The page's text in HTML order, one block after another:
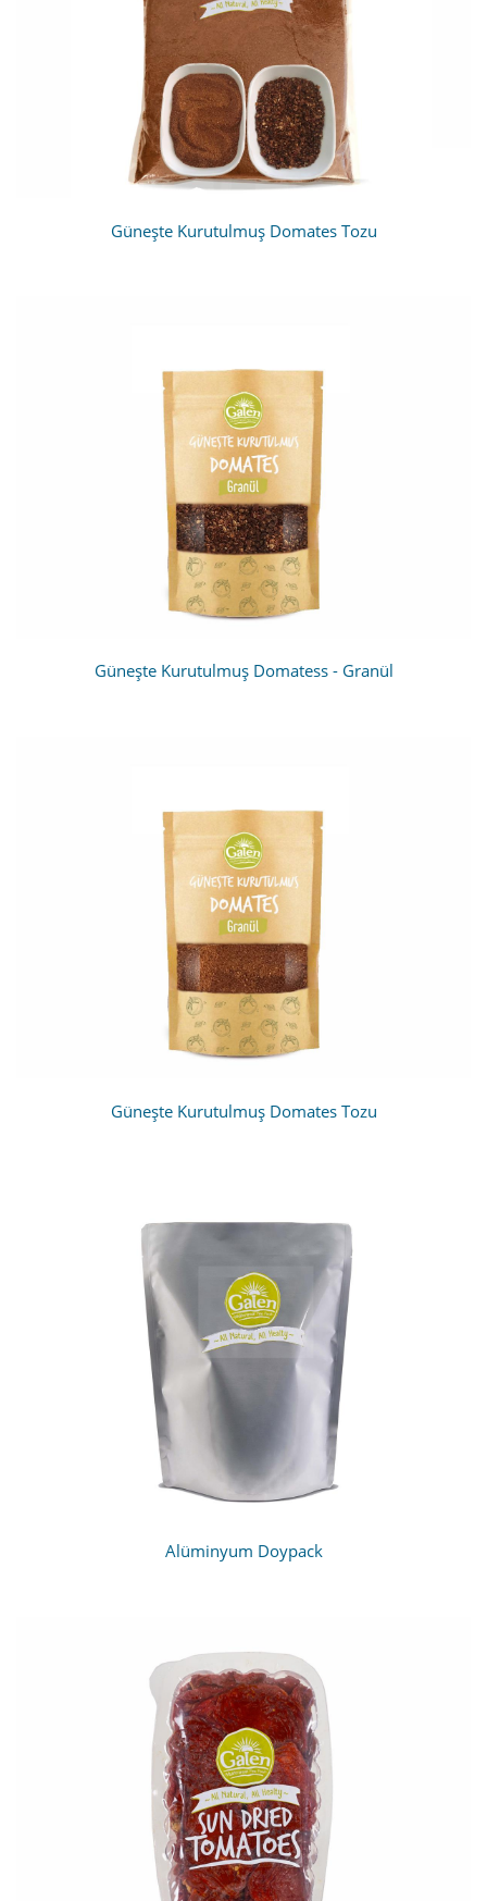
Güneşte Kurutulmuş Domates Tozu
Güneşte Kurutulmuş Domatess - Granül
Güneşte Kurutulmuş Domates Tozu
Alüminyum Doypack